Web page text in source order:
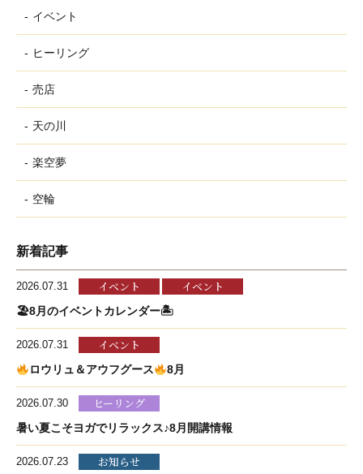
イベント
ヒーリング
売店
天の川
楽空夢
空輪
新着記事
2026.07.31 イベント イベント
🏖8月のイベントカレンダー🏝
2026.07.31 イベント
ロウリュ＆アウフグース 8月
2026.07.30 ヒーリング
暑い夏こそヨガでリラックス♪8月開講情報
2026.07.23 お知らせ